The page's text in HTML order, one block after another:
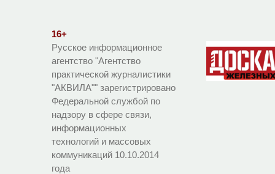
16+
Русское информационное
агентство "Агентство
практической журналистики
"АКВИЛА"" зарегистрировано
Федеральной службой по
надзору в сфере связи,
информационных
технологий и массовых
коммуникаций 10.10.2014
года